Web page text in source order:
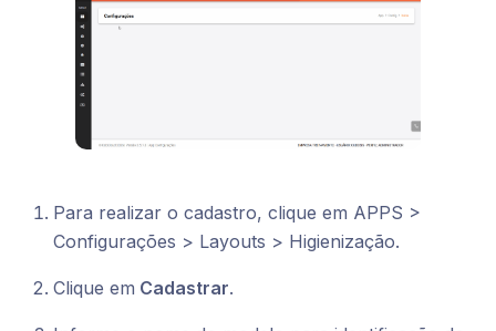
Para realizar o cadastro, clique em APPS >
Configurações > Layouts > Higienização.
Clique em Cadastrar.